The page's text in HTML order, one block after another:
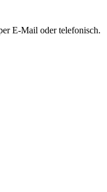
E-Mail oder telefonisch.